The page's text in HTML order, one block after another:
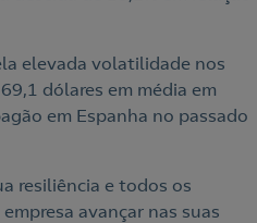
elevada volatilidade nos
dólares em média em
em Espanha no passado
resiliência e todos os
avançar nas suas